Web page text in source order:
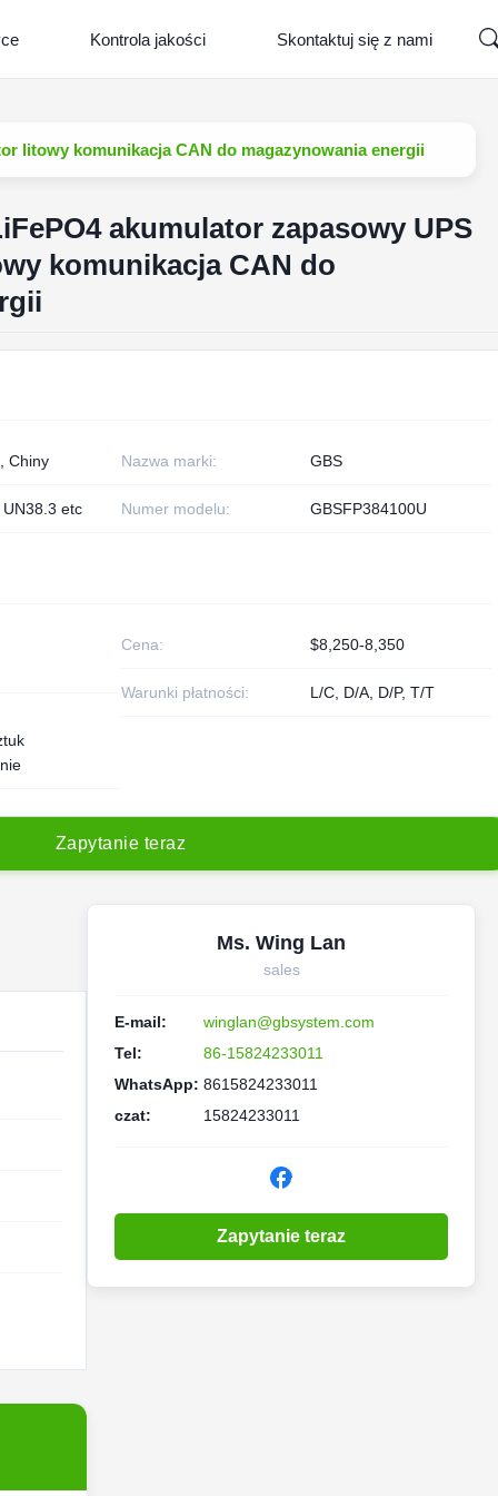
Kontrola jakości Skontaktuj się z nami
litowy komunikacja CAN do magazynowania energii
akumulator zapasowy UPS
komunikacja CAN do
Chiny Nazwa marki: GBS
etc Numer modelu: GBSFP384100U
Cena: $8,250-8,350
Warunki płatności: L/C, D/A, D/P, T/T
Zapytanie teraz
Ms. Wing Lan
sales
E-mail:
winglan@gbsystem.com
Tel:
86-15824233011
WhatsApp: 8615824233011
czat:
15824233011
Zapytanie teraz